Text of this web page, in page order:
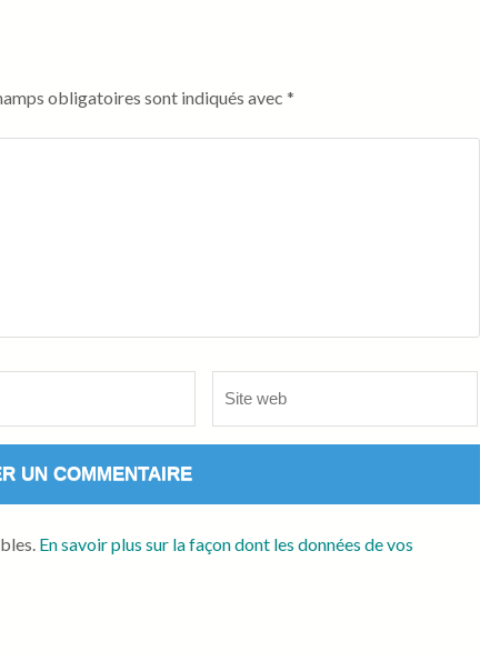
obligatoires sont indiqués avec *
web
En savoir plus sur la façon dont les données de vos